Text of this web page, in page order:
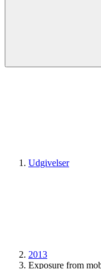
Udgivelser
2013
Exposure from